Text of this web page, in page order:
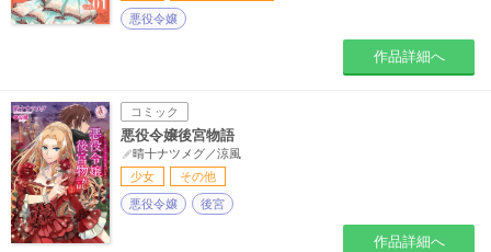
悪役令嬢
作品詳細へ
コミック
悪役令嬢後宮物語
晴十ナツメグ／涼風
少女
その他
悪役令嬢 後宮
作品詳細へ